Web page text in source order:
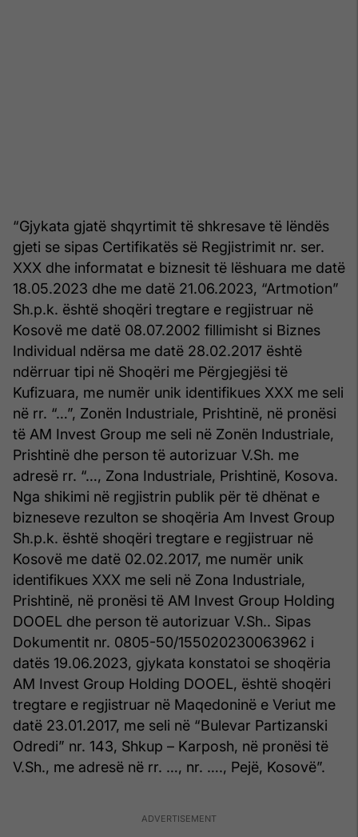
“Gjykata gjatë shqyrtimit të shkresave të lëndës
gjeti se sipas Certifikatës së Regjistrimit nr. ser.
XXX dhe informatat e biznesit të lëshuara me datë
18.05.2023 dhe me datë 21.06.2023, “Artmotion”
Sh.p.k. është shoqëri tregtare e regjistruar në
Kosovë me datë 08.07.2002 fillimisht si Biznes
Individual ndërsa me datë 28.02.2017 është
ndërruar tipi në Shoqëri me Përgjegjësi të
Kufizuara, me numër unik identifikues XXX me seli
në rr. “…”, Zonën Industriale, Prishtinë, në pronësi
të AM Invest Group me seli në Zonën Industriale,
Prishtinë dhe person të autorizuar V.Sh. me
adresë rr. “…, Zona Industriale, Prishtinë, Kosova.
Nga shikimi në regjistrin publik për të dhënat e
bizneseve rezulton se shoqëria Am Invest Group
Sh.p.k. është shoqëri tregtare e regjistruar në
Kosovë me datë 02.02.2017, me numër unik
identifikues XXX me seli në Zona Industriale,
Prishtinë, në pronësi të AM Invest Group Holding
DOOEL dhe person të autorizuar V.Sh.. Sipas
Dokumentit nr. 0805-50/155020230063962 i
datës 19.06.2023, gjykata konstatoi se shoqëria
AM Invest Group Holding DOOEL, është shoqëri
tregtare e regjistruar në Maqedoninë e Veriut me
datë 23.01.2017, me seli në “Bulevar Partizanski
Odredi” nr. 143, Shkup – Karposh, në pronësi të
V.Sh., me adresë në rr. …, nr. …., Pejë, Kosovë”.